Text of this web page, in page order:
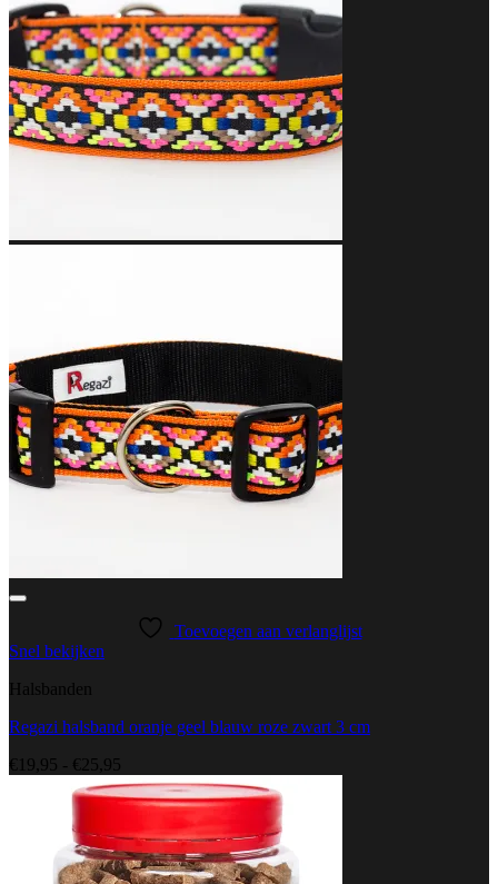
Toevoegen aan verlanglijst
Snel bekijken
Halsbanden
Regazi halsband oranje geel blauw roze zwart 3 cm
€ 19,95 - € 25,95
€19,95
tot